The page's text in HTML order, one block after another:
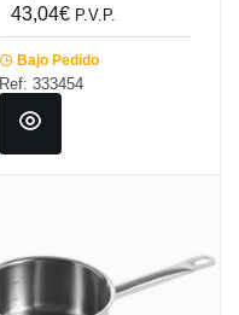
43,04€ P.V.P.
Bajo Pedido
Ref: 333454